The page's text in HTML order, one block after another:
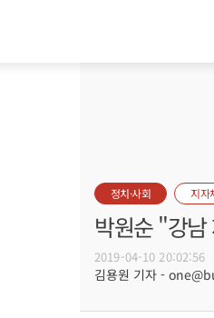
정치·사회 지자
박원순 "강
2019-04-10 20:02:56
김용원 기자 -